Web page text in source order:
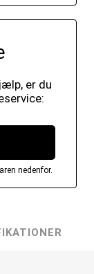
er du
nedenfor.